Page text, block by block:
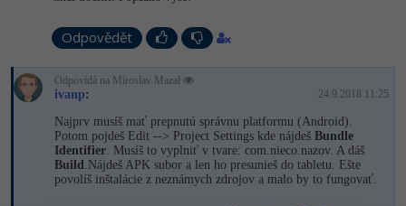
Best practices
Databázový analytik
WordPress specialista
SQL
Návrh SW
Umělá inteligence (AI) -10%
Odpovědět
Odpovídá na Miroslav Mazal
ivanp: 24.9.2018 11:25
Najprv musíš mať prepnutú správnu platformu (Android).
Potom pojdeš Edit --> Project Settings kde nájdeš Bundle
Identifier. Musíš to vyplniť v tvare: com.nieco.nazov. A dáš
Build.Nájdeš APK subor a len ho presunieš do tabletu. Ešte
povolíš inštalácie z neznámych zdrojov a malo by to fungovať.